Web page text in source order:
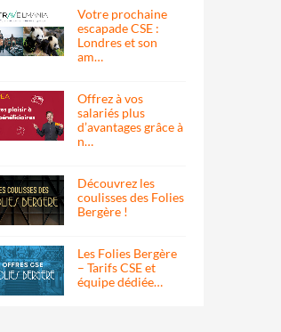
Votre prochaine
escapade CSE :
Londres et son
am…
Offrez à vos
salariés plus
d’avantages grâce à
n…
Découvrez les
coulisses des Folies
Bergère !
Les Folies Bergère
– Tarifs CSE et
équipe dédiée…